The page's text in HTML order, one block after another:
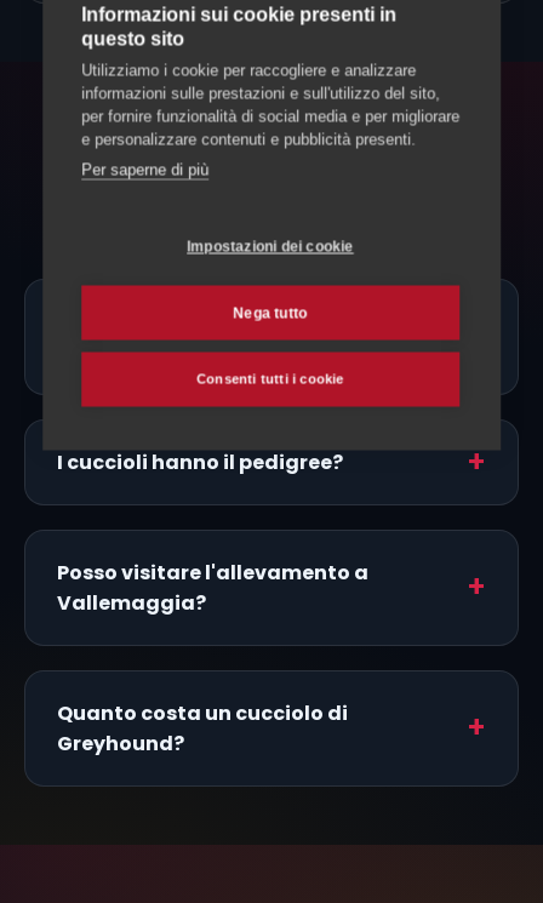
FAQ
Domande frequenti
Ci sono allevatori di Greyhound proprio
a Vallemaggia?
I cuccioli hanno il pedigree?
Posso visitare l'allevamento a
Vallemaggia?
Quanto costa un cucciolo di
Greyhound?
Informazioni sui cookie presenti in
questo sito
Utilizziamo i cookie per raccogliere e analizzare
informazioni sulle prestazioni e sull'utilizzo del sito,
per fornire funzionalità di social media e per migliorare
e personalizzare contenuti e pubblicità presenti.
Per saperne di più
Impostazioni dei cookie
Nega tutto
Consenti tutti i cookie